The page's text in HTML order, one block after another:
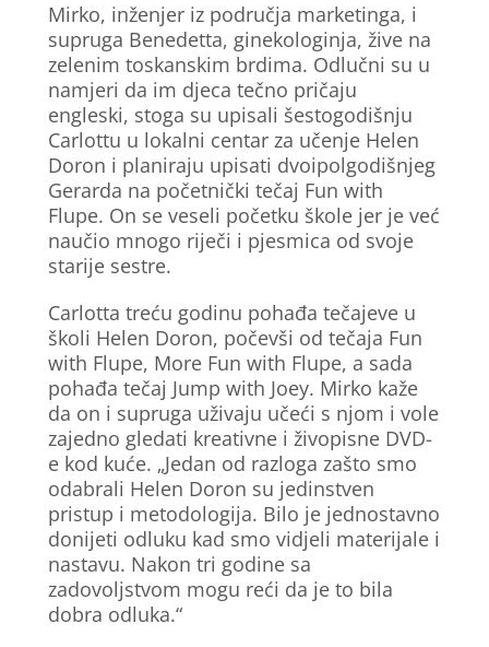
Mirko, inženjer iz područja marketinga, i
supruga Benedetta, ginekologinja, žive na
zelenim toskanskim brdima. Odlučni su u
namjeri da im djeca tečno pričaju
engleski, stoga su upisali šestogodišnju
Carlottu u lokalni centar za učenje Helen
Doron i planiraju upisati dvoipolgodišnjeg
Gerarda na početnički tečaj Fun with
Flupe. On se veseli početku škole jer je već
naučio mnogo riječi i pjesmica od svoje
starije sestre.
Carlotta treću godinu pohađa tečajeve u
školi Helen Doron, počevši od tečaja Fun
with Flupe, More Fun with Flupe, a sada
pohađa tečaj Jump with Joey. Mirko kaže
da on i supruga uživaju učeći s njom i vole
zajedno gledati kreativne i živopisne DVD-
e kod kuće. „Jedan od razloga zašto smo
odabrali Helen Doron su jedinstven
pristup i metodologija. Bilo je jednostavno
donijeti odluku kad smo vidjeli materijale i
nastavu. Nakon tri godine sa
zadovoljstvom mogu reći da je to bila
dobra odluka.“